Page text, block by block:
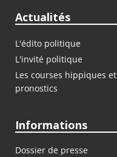
Actualités
L'édito politique
L'invité politique
Les courses hippiques et
pronostics
Informations
Dossier de presse